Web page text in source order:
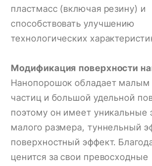
пластмасс (включая резину) и
способствовать улучшению
технологических
Модификация поверхности
Нанопорошок обладает малым
частиц и большой удельной
поэтому он имеет уникальные
малого размера, туннельный
поверхностный эффект.
ценится за свои превосходные